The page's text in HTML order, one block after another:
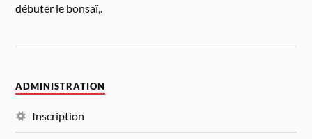
débuter le bonsaï,.
ADMINISTRATION
Inscription